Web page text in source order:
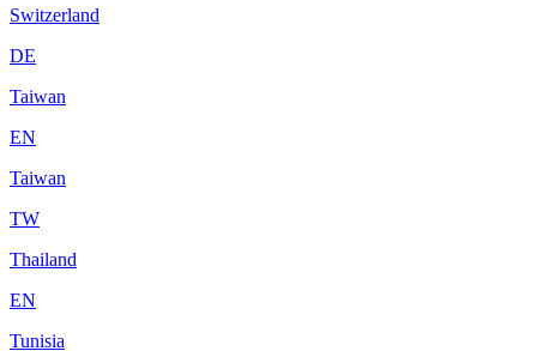
Switzerland
DE
Taiwan
EN
Taiwan
TW
Thailand
EN
Tunisia